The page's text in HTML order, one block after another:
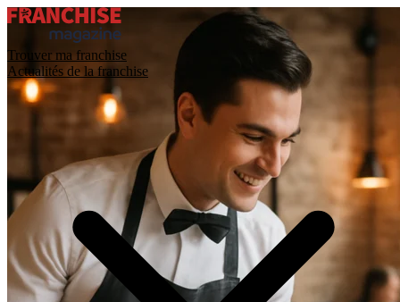
Trouver ma franchise
Actualités de la franchise